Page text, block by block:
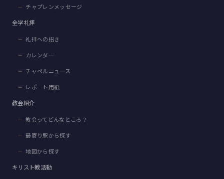
チャプレンメッセージ
全学礼拝
礼拝への招き
カレンダー
チャペルニュース
レポート用紙
教会紹介
教会ってどんなところ？
最寄り駅から探す
地図から探す
キリスト教活動